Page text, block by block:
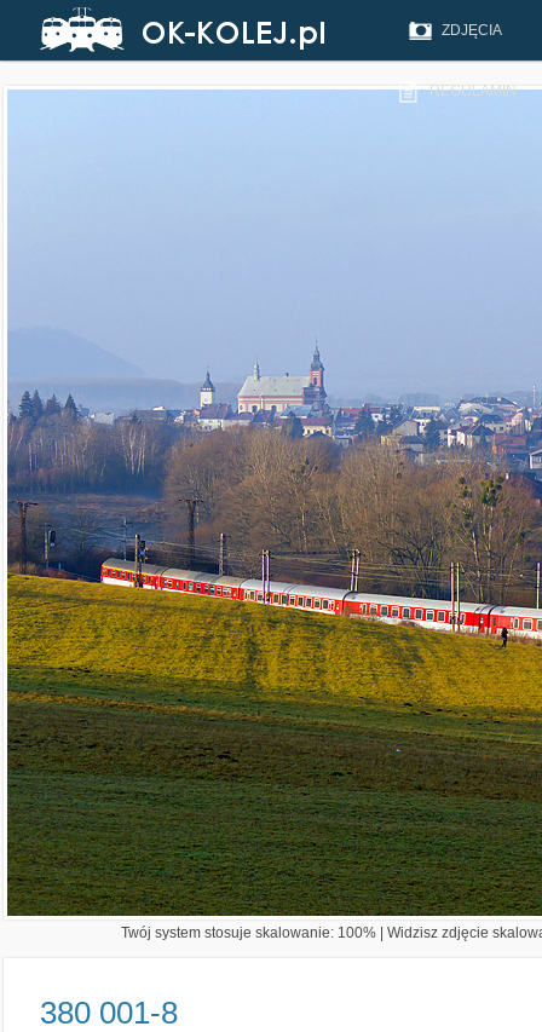
ZDJĘCIA
REGULAMIN
Twój system stosuje skalowanie: 100% | Widzisz zdjęcie
380 001-8